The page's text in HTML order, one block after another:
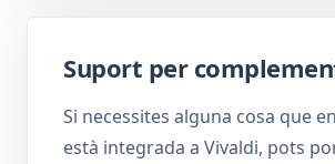
Suport per
Si necessites alguna cosa que
està integrada a Vivaldi, pots